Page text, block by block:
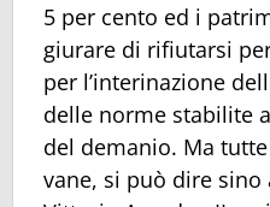
5 per cento ed i
giurare di rifiutarsi
per l’interinazione
delle norme stabilite
del demanio. Ma
vane, si può dire sino